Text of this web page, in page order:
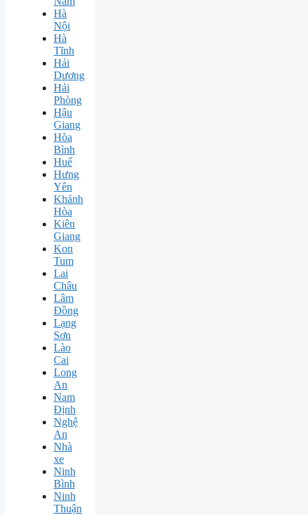
Hà
Nội
Hà
Tĩnh
Hải
Dương
Hải
Phòng
Hậu
Giang
Hòa
Bình
Huế
Hưng
Yên
Khánh
Hòa
Kiên
Giang
Kon
Tum
Lai
Châu
Lâm
Đồng
Lạng
Sơn
Lào
Cai
Long
An
Nam
Định
Nghệ
An
Nhà
xe
Ninh
Bình
Ninh
Thuận